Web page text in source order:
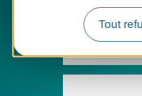
Tout
SYDOM
214, Avenue
12450 LUC-
Tél. :